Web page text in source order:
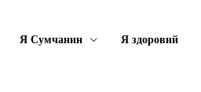
Я Сумчанин Я здоровий